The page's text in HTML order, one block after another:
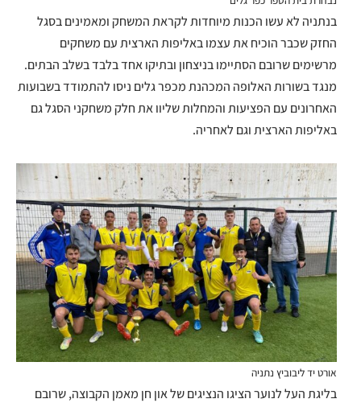
בנתניה לא עשו הכנות מיוחדות לקראת המשחק ומאמינים בסגל
החזק שכבר הוכיח את עצמו באליפות הארצית עם משחקים
מרשימים שרובם הסתיימו בניצחון ובתיקו אחד בלבד בשלב הבתים.
מנגד בשורות האלופה המכהנת מכפר גלים ניסו להתמודד בשבועות
האחרונים עם הפציעות והמחלות שליוו את חלק משחקני הסגל גם
באליפות הארצית וגם לאחריה.
אורט יד ליבוביץ נתניה
בליגת העל לנוער הציגו הנציגיםשל און חן מאמן הקבוצה, שרובם